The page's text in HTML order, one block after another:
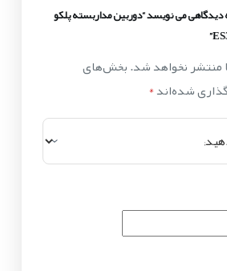
می نویسد “دوربین مداربسته پلکو
منتشر نخواهد شد.بخش‌های
شده‌اند*